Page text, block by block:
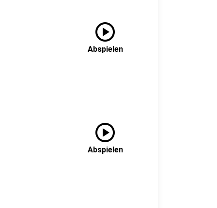
play_circle
Abspielen
play_circle
Abspielen